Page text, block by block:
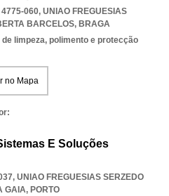
4775-060, UNIAO FREGUESIAS
BARCELOS, BRAGA
limpeza, polimento e protecção
no Mapa
E Soluções
, UNIAO FREGUESIAS SERZEDO
GAIA, PORTO